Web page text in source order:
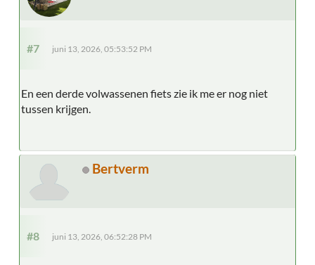
#7 juni 13, 2026, 05:53:52 PM
En een derde volwassenen fiets zie ik me er nog niet
tussen krijgen.
Bertverm
#8 juni 13, 2026, 06:52:28 PM